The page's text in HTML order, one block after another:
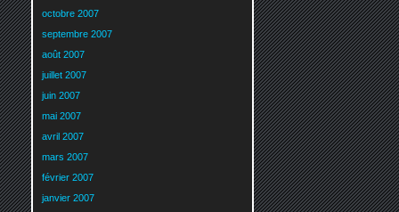
octobre 2007
septembre 2007
août 2007
juillet 2007
juin 2007
mai 2007
avril 2007
mars 2007
février 2007
janvier 2007